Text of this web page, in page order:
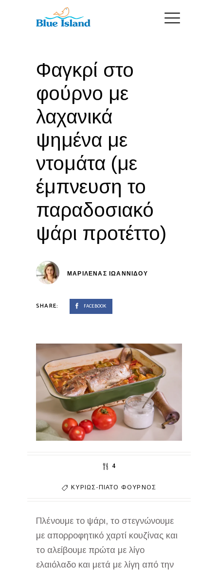
Φαγκρί στο
φούρνο με
λαχανικά
ψημένα με
ντομάτα (με
έμπνευση το
παραδοσιακό
ψάρι προτέττο)
ΜΑΡΙΛΈΝΑΣ ΙΩΑΝΝΊΔΟΥ
SHARE: FACEBOOK
4
ΚΥΡΊΩΣ-ΠΙΆΤΟ ΦΟΎΡΝΟΣ
Πλένουμε το ψάρι, το στεγνώνουμε
με απορροφητικό χαρτί κουζίνας και
το αλείβουμε πρώτα με λίγο
ελαιόλαδο και μετά με λίγη από την